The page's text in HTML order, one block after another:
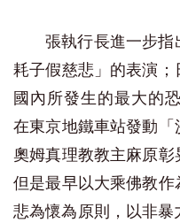
張執行長進一步
耗子假慈悲」的表演
國內所發生的最大的
在東京地鐵車站發動
奧姆真理教教主麻原彰
但是最早以大乘佛教
悲為懷為原則，以非